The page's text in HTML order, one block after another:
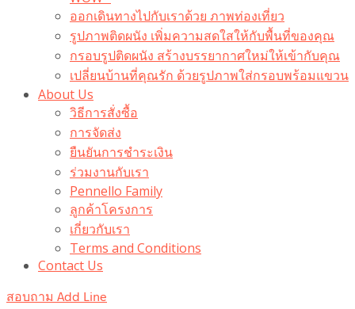
ออกเดินทางไปกับเราด้วย ภาพท่องเที่ยว
รูปภาพติดผนัง เพิ่มความสดใสให้กับพื้นที่ของคุณ
กรอบรูปติดผนัง สร้างบรรยากาศใหม่ให้เข้ากับคุณ
เปลี่ยนบ้านที่คุณรัก ด้วยรูปภาพใส่กรอบพร้อมแขวน​
About Us
วิธีการสั่งซื้อ
การจัดส่ง
ยืนยันการชำระเงิน
ร่วมงานกับเรา
Pennello Family
ลูกค้าโครงการ
เกี่ยวกับเรา
Terms and Conditions
Contact Us
สอบถาม Add Line